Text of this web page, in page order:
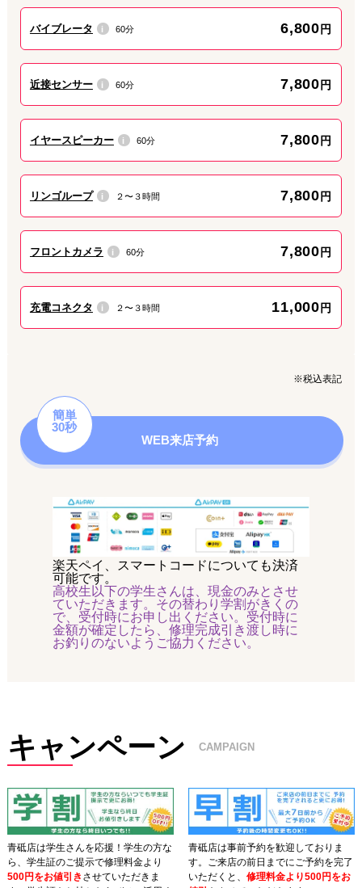
バイブレータ i 60分 6,800 円
近接センサー i 60分 7,800 円
イヤースピーカー i 60分 7,800 円
リンゴループ i ２〜３時間 7,800 円
フロントカメラ i 60分 7,800 円
充電コネクタ i ２〜３時間 11,000 円
※税込表記
WEB来店予約
簡単
30秒
楽天ペイ、スマートコードについても決済
可能です。
高校生以下の学生さんは、現金のみとさせ
ていただきます。その替わり学割がきくの
で、受付時にお申し出ください。受付時に
金額が確定したら、修理完成引き渡し時に
お釣りのないようご協力ください。
キャンペーン CAMPAIGN
青砥店は学生さんを応援！学生の方な
ら、学生証のご提示で修理料金より
500円をお値引き させていただきま
青砥店は事前予約を歓迎しておりま
す。ご来店の前日までにご予約を完了
いただくと、 修理料金より500円をお